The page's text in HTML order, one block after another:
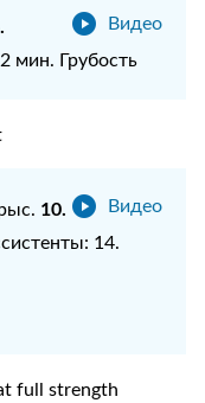
Видео
мин. Грубость
Видео
10.
14.
full strength